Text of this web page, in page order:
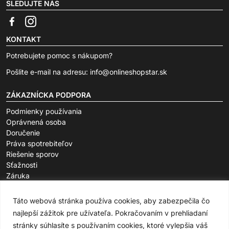
Táto webová stránka používa cookies, aby zabezpečila čo
najlepší zážitok pre užívateľa. Pokračovaním v prehliadaní
stránky súhlasíte s používaním cookies, ktoré vylepšia váš
SLEDUJTE NÁS
KONTAKT
Potrebujete pomoc s nákupom?
Pošlite e-mail na adresu: info@onlineshopstar.sk
ZÁKAZNÍCKA PODPORA
Podmienky používania
Oprávnená osoba
Doručenie
Práva spotrebiteľov
Riešenie sporov
Sťažnosti
Záruka
Spôsoby platby